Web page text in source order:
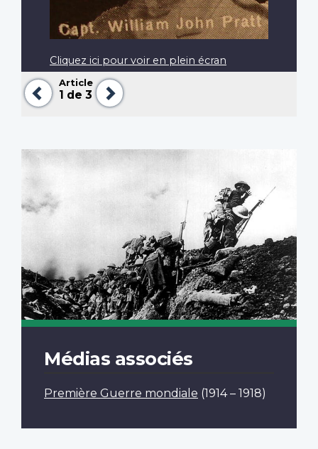
Précédent
Article
1 de 3
Suivant
Cliquez ici pour voir en plein écran
Médias associés
Première Guerre mondiale (1914 – 1918)